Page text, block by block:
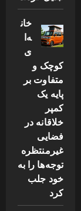
خان
ه‌ا
ی
کوچک و
متفاوت بر
پایه یک
کمپر
خلاقانه در
فضایی
غیرمنتظره
توجه‌ها را به
خود جلب
کرد